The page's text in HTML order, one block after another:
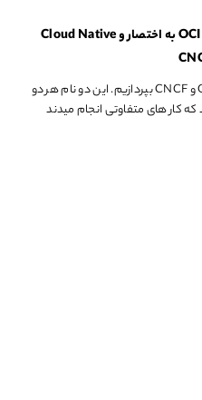
بررسی Open Container Initiative یا OCI به اختصار و Cloud Native
امروز میخوام توی این مقاله به بررسی OCI و CNCF بپردازیم. این دو نام هر دو
کار های متفاوتی انجام میدند